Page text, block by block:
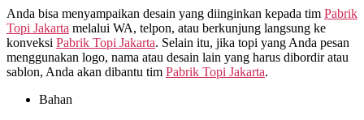
Anda bisa menyampaikan desain yang diinginkan kepada tim Pabrik
Topi Jakarta melalui WA, telpon, atau berkunjung langsung ke
konveksi Pabrik Topi Jakarta. Selain itu, jika topi yang Anda pesan
menggunakan logo, nama atau desain lain yang harus dibordir atau
sablon, Anda akan dibantu tim Pabrik Topi Jakarta.
Bahan